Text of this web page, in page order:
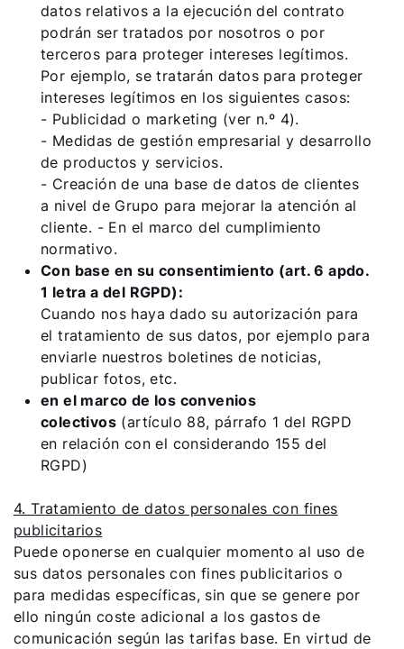
datos relativos a la ejecución del contrato
podrán ser tratados por nosotros o por
terceros para proteger intereses legítimos.
Por ejemplo, se tratarán datos para proteger
intereses legítimos en los siguientes casos:
- Publicidad o marketing (ver n.º 4).
- Medidas de gestión empresarial y desarrollo
de productos y servicios.
- Creación de una base de datos de clientes
a nivel de Grupo para mejorar la atención al
cliente. - En el marco del cumplimiento
normativo.
Con base en su consentimiento (art. 6 apdo.
1 letra a del RGPD):
Cuando nos haya dado su autorización para
el tratamiento de sus datos, por ejemplo para
enviarle nuestros boletines de noticias,
publicar fotos, etc.
en el marco de los convenios
colectivos (artículo 88, párrafo 1 del RGPD
en relación con el considerando 155 del
RGPD)
4. Tratamiento de datos personales con fines
publicitarios
Puede oponerse en cualquier momento al uso de
sus datos personales con fines publicitarios o
para medidas específicas, sin que se genere por
ello ningún coste adicional a los gastos de
comunicación según las tarifas base. En virtud de